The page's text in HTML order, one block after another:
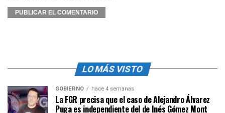
LO MÁS VISTO
GOBIERNO hace 4 semanas
La FGR precisa que el caso de Alejandro Álvarez
Puga es independiente del de Inés Gómez Mont